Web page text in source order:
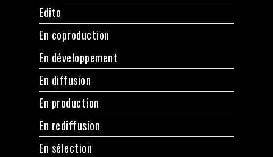
Edito
En coproduction
En développement
En diffusion
En production
En rediffusion
En sélection